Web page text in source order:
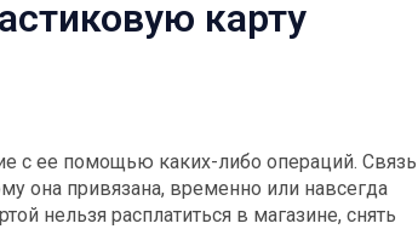
карту
с ее помощью каких-либо операций. Связь
она привязана, временно или навсегда
нельзя расплатиться в магазине, снять